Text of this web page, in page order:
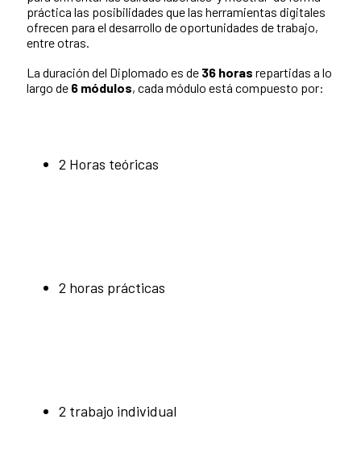
práctica las posibilidades que las herramientas digitales
ofrecen para el desarrollo de oportunidades de trabajo,
entre otras.
La duración del Diplomado es de 36 horas repartidas a lo
largo de 6 módulos, cada módulo está compuesto por:
2 Horas teóricas
2 horas prácticas
2 trabajo individual